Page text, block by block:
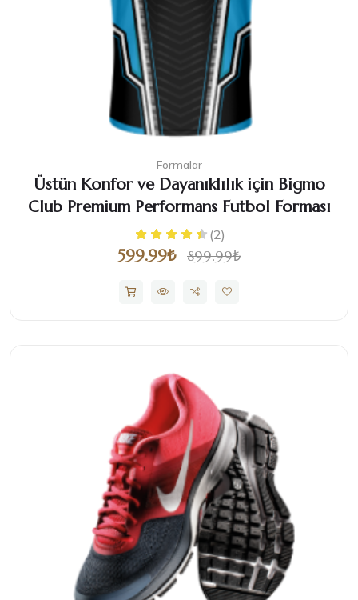
Formalar
Üstün Konfor ve Dayanıklılık için Bigmo
Club Premium Performans Futbol Forması
(2)
599.99₺ 899.99₺